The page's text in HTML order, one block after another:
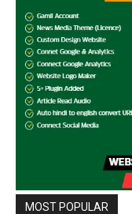
MOST POPULAR